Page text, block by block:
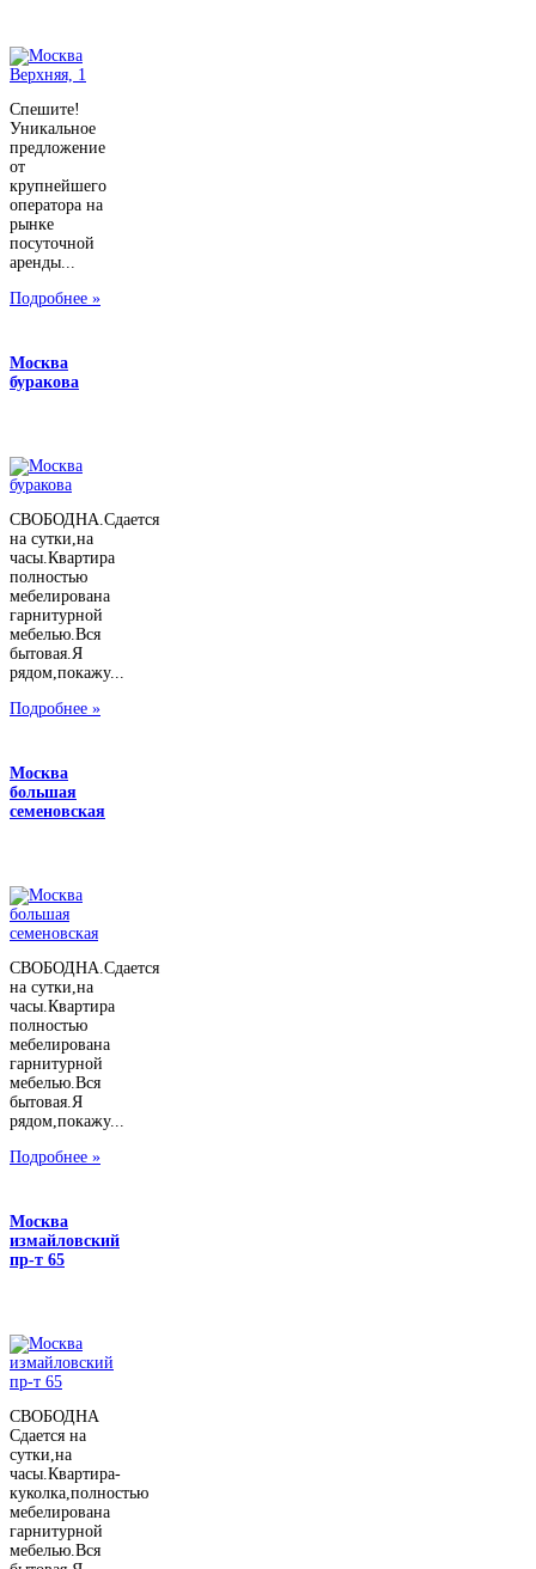
Спешите!
Уникальное
предложение
от
крупнейшего
оператора на
рынке
посуточной
аренды...
Подробнее »
Москва
буракова
СВОБОДНА.Сдается
на сутки,на
часы.Квартира
полностью
мебелирована
гарнитурной
мебелью.Вся
бытовая.Я
рядом,покажу...
Подробнее »
Москва
большая
семеновская
СВОБОДНА.Сдается
на сутки,на
часы.Квартира
полностью
мебелирована
гарнитурной
мебелью.Вся
бытовая.Я
рядом,покажу...
Подробнее »
Москва
измайловский
пр-т 65
СВОБОДНА
Сдается на
сутки,на
часы.Квартира-
куколка,полностью
мебелирована
гарнитурной
мебелью.Вся